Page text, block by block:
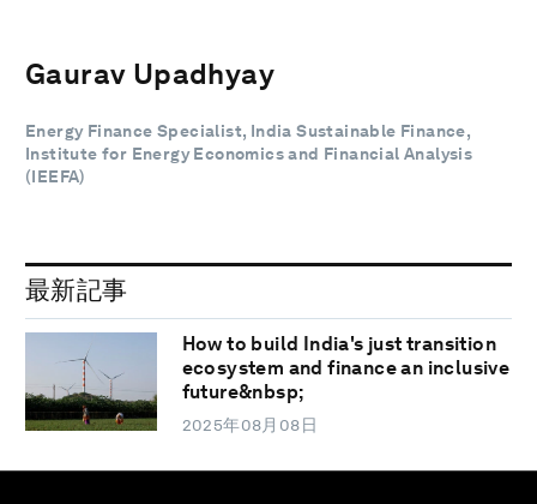
Gaurav Upadhyay
Energy Finance Specialist, India Sustainable Finance,
Institute for Energy Economics and Financial Analysis
(IEEFA)
最新記事
How to build India's just transition
ecosystem and finance an inclusive
future&nbsp;
2025年08月08日